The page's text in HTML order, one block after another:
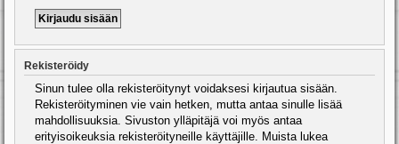
Rekisteröidy
Sinun tulee olla rekisteröitynyt voidaksesi kirjautua sisään.
Rekisteröityminen vie vain hetken, mutta antaa sinulle lisää
mahdollisuuksia. Sivuston ylläpitäjä voi myös antaa
erityisoikeuksia rekisteröityneille käyttäjille. Muista lukea